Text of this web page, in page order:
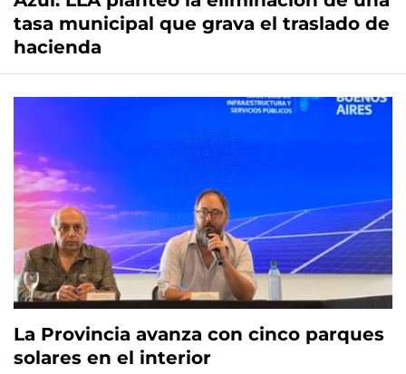
tasa municipal que grava el traslado de
hacienda
La Provincia avanza con cinco parques
solares en el interior